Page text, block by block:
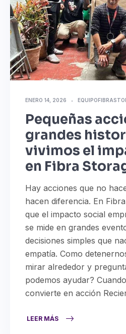
ENERO 14, 2026
Pequeñas
grandes
vivimos el
en Fibra
Hay acciones que no
hacen diferencia. En
que el impacto social
se mide en grandes
decisiones simples que
empatía. Como
mirar alrededor y
podemos ayudar?
convierte en acción
LEER MÁS